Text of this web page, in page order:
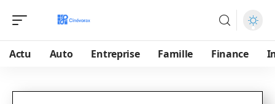
Actu Auto Entreprise Famille Finance